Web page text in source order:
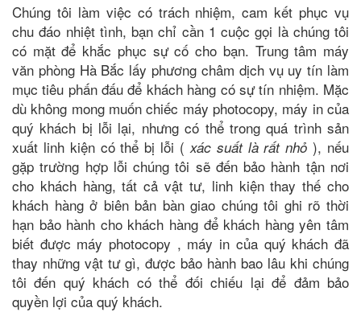
Chúng tôi làm việc có trách nhiệm, cam kết phục vụ
chu đáo nhiệt tình, bạn chỉ cần 1 cuộc gọi là chúng tôi
có mặt để khắc phục sự cố cho bạn. Trung tâm máy
văn phòng Hà Bắc lấy phương châm dịch vụ uy tín làm
mục tiêu phấn đấu để khách hàng có sự tín nhiệm. Mặc
dù không mong muốn chiếc máy photocopy, máy in của
quý khách bị lỗi lại, nhưng có thể trong quá trình sản
xuất linh kiện có thể bị lỗi ( xác suất là rất nhỏ ), nếu
gặp trường hợp lỗi chúng tôi sẽ đến bảo hành tận nơi
cho khách hàng, tất cả vật tư, linh kiện thay thế cho
khách hàng ở biên bản bàn giao chúng tôi ghi rõ thời
hạn bảo hành cho khách hàng để khách hàng yên tâm
biết được máy photocopy , máy in của quý khách đã
thay những vật tư gì, được bảo hành bao lâu khi chúng
tôi đến quý khách có thể đối chiếu lại để đảm bảo
quyền lợi của quý khách.